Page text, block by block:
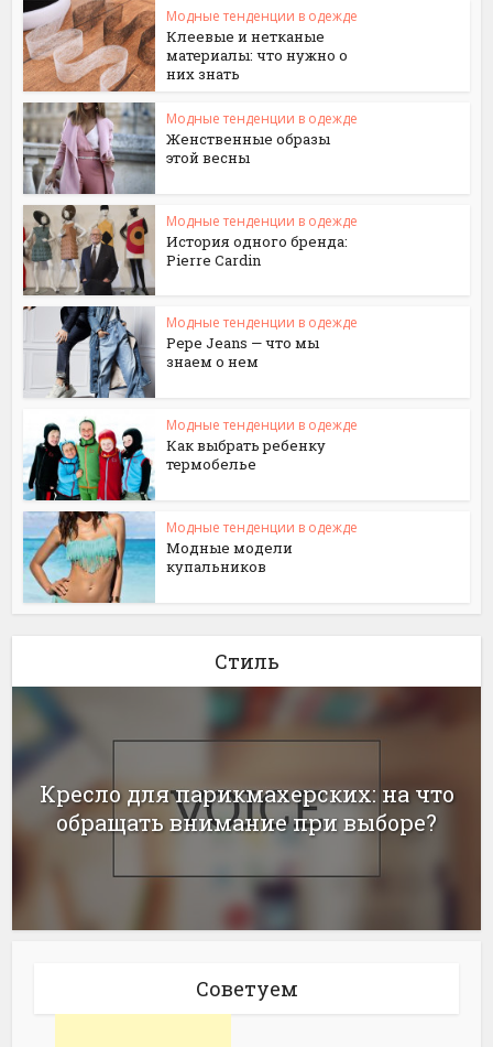
Модные тенденции в одежде
Клеевые и нетканые
материалы: что нужно о
них знать
Модные тенденции в одежде
Женственные образы
этой весны
Модные тенденции в одежде
История одного бренда:
Pierre Cardin
Модные тенденции в одежде
Pepe Jeans — что мы
знаем о нем
Модные тенденции в одежде
Как выбрать ребенку
термобелье
Модные тенденции в одежде
Модные модели
купальников
Стиль
Кресло для парикмахерских: на что
обращать внимание при выборе?
Советуем